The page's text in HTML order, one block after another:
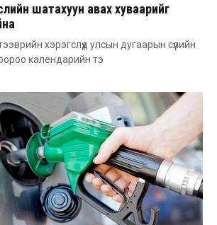
шатахуун авах хуваарийг
хэрэгслүүд улсын дугаарын сүүлийн
календарийн тэ